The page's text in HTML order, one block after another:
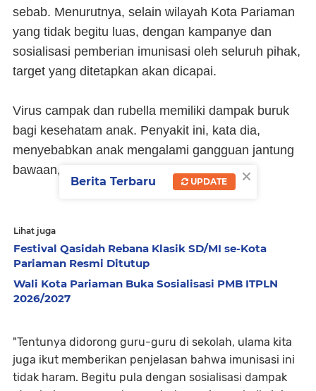
sebab. Menurutnya, selain wilayah Kota Pariaman
yang tidak begitu luas, dengan kampanye dan
sosialisasi pemberian imunisasi oleh seluruh pihak,
target yang ditetapkan akan dicapai.
Virus campak dan rubella memiliki dampak buruk
bagi kesehatam anak. Penyakit ini, kata dia,
menyebabkan anak mengalami gangguan jantung
bawaan, kebutaan dan tuli.
Lihat juga
Festival Qasidah Rebana Klasik SD/MI se-Kota
Pariaman Resmi Ditutup
Wali Kota Pariaman Buka Sosialisasi PMB ITPLN
2026/2027
"Tentunya didorong guru-guru di sekolah, ulama kita
juga ikut memberikan penjelasan bahwa imunisasi ini
tidak haram. Begitu pula dengan sosialisasi dampak
×
Berita Terbaru UPDATE